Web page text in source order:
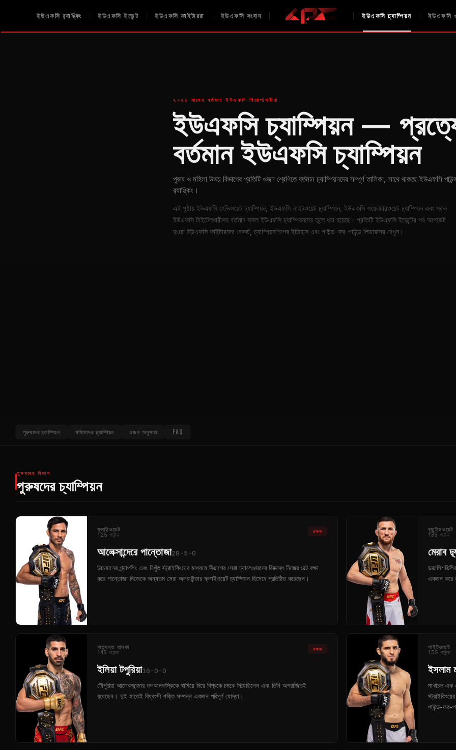
ইউএফসি র‍্যাঙ্কিং ইউএফসি ইভেন্ট ইউএফসি ফাইটাররা ইউএফসি সংবাদ ইউএফসি চ্যাম্পিয়ন ইউএফসি
২০২৬ সালের বর্তমান ইউএফসি শিরোপাধারীরা
ইউএফসি চ্যাম্পিয়ন —
বর্তমান ইউএফসি চ্যাম্পিয়ন
পুরুষ ও মহিলা উভয় বিভাগের প্রতিটি ওজন শ্রেণিতে বর্তমান চ্যাম্পিয়নদের সম্পূর্ণ তালিকা, সাথে থাকছে ইউএফসি
র‍্যাঙ্কিং।
এই পৃষ্ঠায় ইউএফসি হেভিওয়েট চ্যাম্পিয়ন, ইউএফসি লাইটওয়েট চ্যাম্পিয়ন, ইউএফসি ওয়েলটারওয়েট চ্যাম্পিয়ন এবং সকল
ইউএফসি টাইটেলধারীসহ বর্তমান সকল ইউএফসি চ্যাম্পিয়নদের তুলে ধরা হয়েছে। প্রতিটি ইউএফসি ইভেন্টের পর আপডেট
হওয়া ইউএফসি ফাইটারদের রেকর্ড, চ্যাম্পিয়নশিপের ইতিহাস এবং পাউন্ড-ফর-পাউন্ড লিডারদের দেখুন।
পুরুষদের চ্যাম্পিয়ন মহিলাদের চ্যাম্পিয়ন ওজন অনুসারে FAQ
পুরুষদের বিভাগ
পুরুষদের চ্যাম্পিয়ন
ফ্লাইওয়েট
125 পাউন্ড রক্ষক
আলেক্সান্দেরে পান্তোজা28-5-0
উচ্চমানের গ্র্যাপলিং এবং নিখুঁত স্ট্রাইকিংয়ের মাধ্যমে বিভাগের সেরা চ্যালেঞ্জারদের বিরুদ্ধে নিজের বেল্ট রক্ষা
করে পান্তোজা নিজেকে অন্যতম সেরা অলরাউন্ডার ফ্লাইওয়েট চ্যাম্পিয়ন হিসেবে প্রতিষ্ঠিত করেছেন।
ব্যান্টামওয়েট
135 পাউন্ড
মেরাব
একজন করে
অত্যন্ত হালকা
145 পাউন্ড রক্ষক
ইলিয়া টপুরিয়া16-0-0
টোপুরিয়া আলেকজান্ডার ভলকানভস্কিকে থামিয়ে দিয়ে বিশ্বকে চমকে দিয়েছিলেন এবং তিনি অপরাজিতই
রয়েছেন। দুই হাতেই বিধ্বংসী শক্তি সম্পন্ন একজন পরিপূর্ণ যোদ্ধা।
লাইটওয়েট
155 পাউন্ড
ইসলাম
মাখাচভ এক
পাউন্ড-ফর-